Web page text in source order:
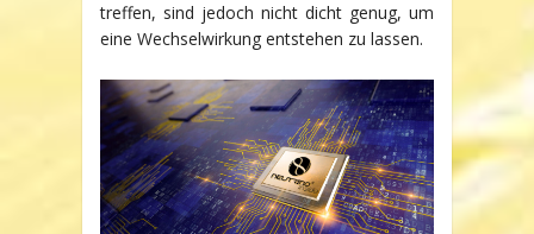
treffen, sind jedoch nicht dicht genug, um
eine Wechselwirkung entstehen zu lassen.